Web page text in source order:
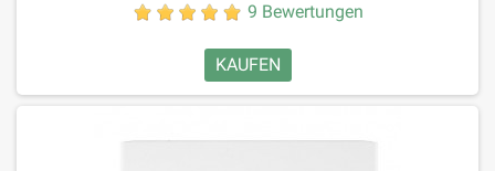
9 Bewertungen
KAUFEN